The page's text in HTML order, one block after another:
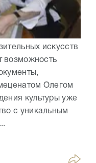
искусств
возможность
Олегом
культуры уже
с уникальным